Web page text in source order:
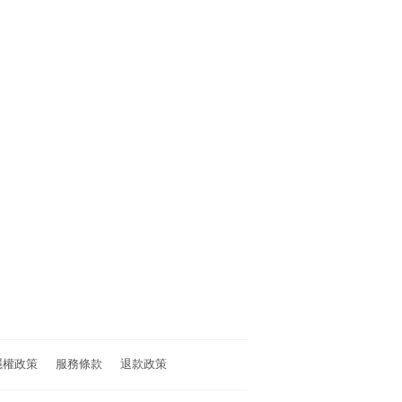
權政策 服務條款 退款政策